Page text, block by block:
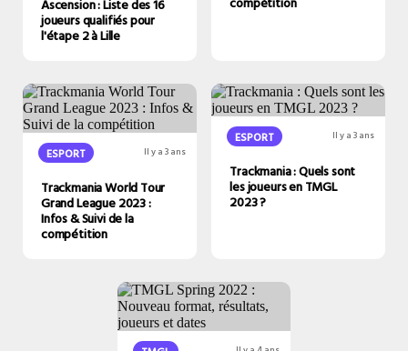
Ascension : Liste des 16
joueurs qualifiés pour
l'étape 2 à Lille
ESPORT Il y a 3 ans
Trackmania World Tour
Grand League 2023 :
Infos & Suivi de la
compétition
ESPORT Il y a 3 ans
Trackmania : Quels sont
les joueurs en TMGL
2023 ?